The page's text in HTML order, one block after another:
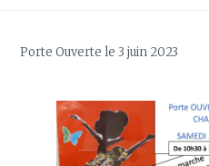
Porte Ouverte le 3 juin 2023